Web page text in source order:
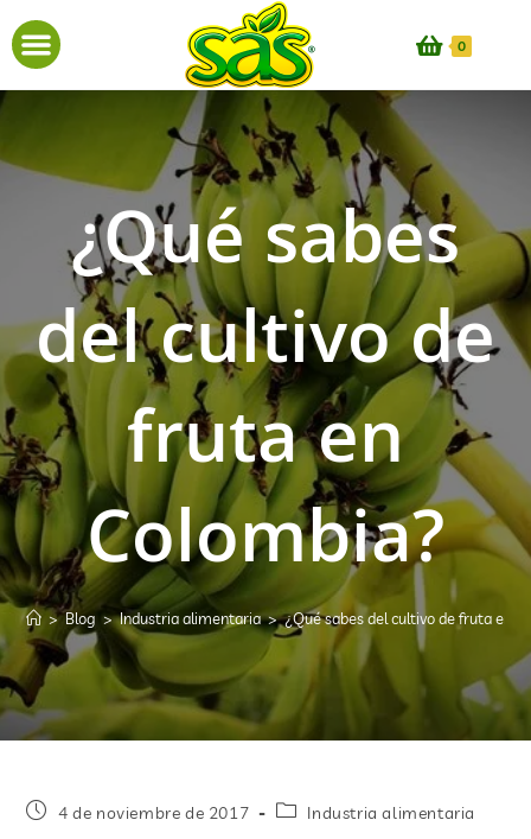
0
¿Qué sabes
del cultivo de
fruta en
Colombia?
> Blog > Industria alimentaria > ¿Qué sabes del cultivo de fruta en
4 de noviembre de 2017 Industria alimentaria